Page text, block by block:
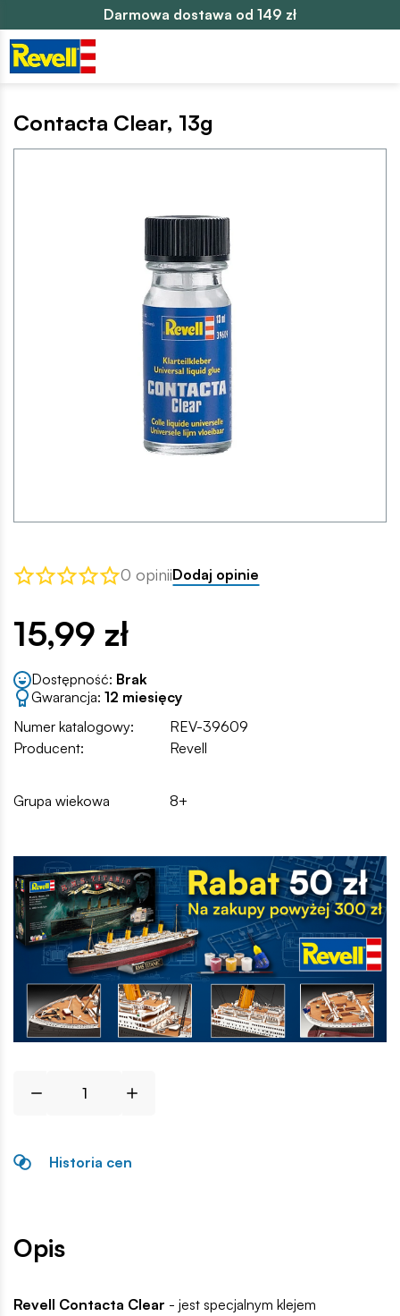
Darmowa dostawa od 149 zł
Contacta Clear, 13g
0 opiniiDodaj opinie
15,99 zł
Dostępność: Brak
Gwarancja: 12 miesięcy
Numer katalogowy:
REV-39609
Producent:
Revell
Grupa wiekowa 8+
Historia cen
Opis
Revell Contacta Clear - jest specjalnym klejem